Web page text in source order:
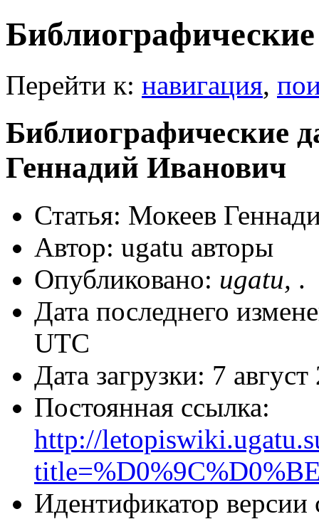
Перейти к: навигация,
Библиографические
Геннадий Иванович
Статья: Мокеев
Автор: ugatu авторы
Опубликовано: ugatu, .
Дата последнего
UTC
Дата загрузки: 7
Постоянная ссылка:
http://
Идентификатор